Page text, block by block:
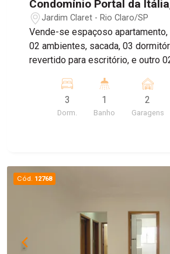
Condomínio Portal da
Jardim São Paulo, Rio
Jardim Claret - Rio Claro/SP
Vende-se espaçoso
02 ambientes, sacada, 03
revertido para escritório, e outro
lavanderia com planejados.
paralelas e cobertas
3
Dorm.
1
Banho
2
Garagens
Cód. 12768